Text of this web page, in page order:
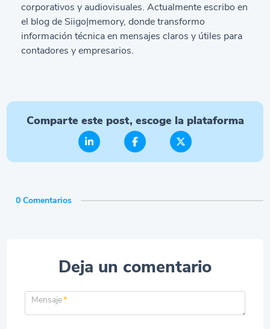
corporativos y audiovisuales. Actualmente escribo en
el blog de Siigo|memory, donde transformo
información técnica en mensajes claros y útiles para
contadores y empresarios.
Comparte este post, escoge la plataforma
0 Comentarios
Deja un comentario
Mensaje*